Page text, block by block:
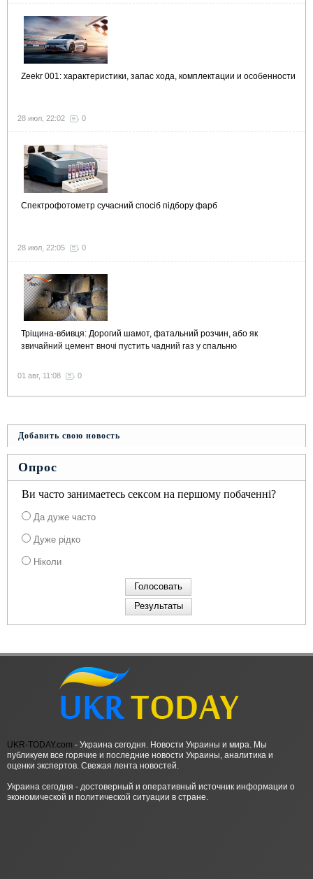
Zeekr 001: характеристики, запас хода, комплектации и особенности
28 июл, 22:02 0
Спектрофотометр сучасний спосіб підбору фарб
28 июл, 22:05 0
Тріщина-вбивця: Дорогий шамот, фатальний розчин, або як
звичайний цемент вночі пустить чадний газ у спальню
01 авг, 11:08 0
Добавить свою новость
Опрос
Ви часто занимаетесь сексом на першому побаченні?
Да дуже часто
Дуже рідко
Ніколи
UKR-TODAY.com - Украина сегодня. Новости Украины и мира. Мы
публикуем все горячие и последние новости Украины, аналитика и
оценки экспертов. Свежая лента новостей.
Украина сегодня - достоверный и оперативный источник информации о
экономической и политической ситуации в стране.